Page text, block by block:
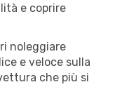
e coprire
noleggiare
e veloce sulla
che più si